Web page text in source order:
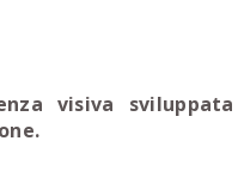
visiva sviluppata